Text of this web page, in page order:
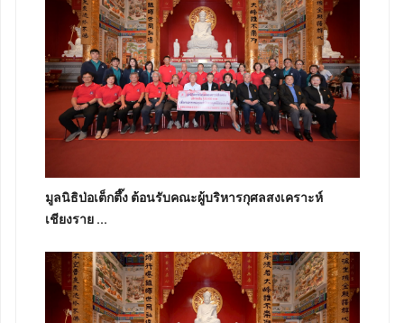
มูลนิธิป่อเต็กตึ๊ง ต้อนรับคณะผู้บริหารกุศลสงเคราะห์
เชียงราย ...